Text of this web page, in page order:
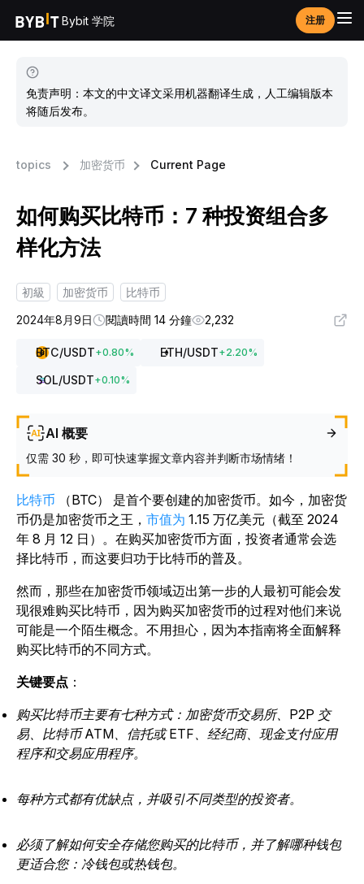
Bybit 学院 注册
免责声明：本文的中文译文采用机器翻译生成，人工编辑版本
将随后发布。
topics 加密货币 Current Page
如何购买比特币：7 种投资组合多
样化方法
初級 加密货币
比特币
2024年8月9日
閱讀時間 14 分鐘 2,232
BTC/USDT+0.80% ETH/USDT+2.20%
SOL/USDT+0.10%
AI 概要
仅需 30 秒，即可快速掌握文章内容并判断市场情绪！
比特币
（BTC） 是首个要创建的加密货币。如今，加密货
币仍是加密货币之王， 市值为 1.15 万亿美元（截至 2024
年 8 月 12 日）。在购买加密货币方面，投资者通常会选
择比特币，而这要归功于比特币的普及。
然而，那些在加密货币领域迈出第一步的人最初可能会发
现很难购买比特币，因为购买加密货币的过程对他们来说
可能是一个陌生概念。不用担心，因为本指南将全面解释
购买比特币的不同方式。
关键要点 ：
购买比特币主要有七种方式：加密货币交易所、P2P 交
易、比特币 ATM、信托或 ETF、经纪商、现金支付应用
程序和交易应用程序。
每种方式都有优缺点，并吸引不同类型的投资者。
必须了解如何安全存储您购买的比特币，并了解哪种钱包
更适合您：冷钱包或热钱包。